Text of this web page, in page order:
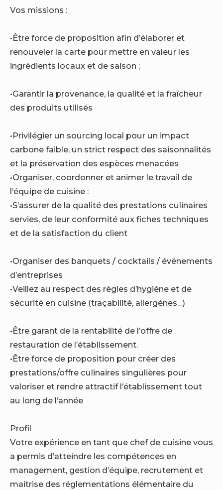
Vos missions :
•Être force de proposition afin d’élaborer et
renouveler la carte pour mettre en valeur les
ingrédients locaux et de saison ;
•Garantir la provenance, la qualité et la fraîcheur
des produits utilisés
•Privilégier un sourcing local pour un impact
carbone faible, un strict respect des saisonnalités
et la préservation des espèces menacées
•Organiser, coordonner et animer le travail de
l’équipe de cuisine :
•S’assurer de la qualité des prestations culinaires
servies, de leur conformité aux fiches techniques
et de la satisfaction du client
•Organiser des banquets / cocktails / événements
d’entreprises
•Veillez au respect des règles d’hygiène et de
sécurité en cuisine (traçabilité, allergènes…)
•Être garant de la rentabilité de l’offre de
restauration de l’établissement.
•Être force de proposition pour créer des
prestations/offre culinaires singulières pour
valoriser et rendre attractif l’établissement tout
au long de l’année
Profil
Votre expérience en tant que chef de cuisine vous
a permis d’atteindre les compétences en
management, gestion d’équipe, recrutement et
maitrise des réglementations élémentaire du